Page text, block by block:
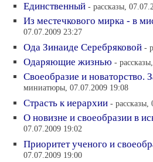
Единственный - рассказы,
Из местечкового мирка - в
07.07.2009 23:27
Ода Зинаиде Серебряковой -
Одаряющие жизнью -
Своеобразие и новаторство.
миниатюры, 07.07.2009 19:08
Страсть к иерархии - рассказы,
О новизне и своеобразии в
07.07.2009 19:02
Приоритет ученого и
07.07.2009 19:00